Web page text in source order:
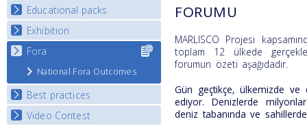
Objectives
Deliverables
Partners
Educational packs
E-learning course round I
E-learning course round II
E-learning course round III
E-learning course round IV
Exhibition
National Exhibitions
Exhibition Journey Map
Fora
National Fora Outcomes
Best practices
Best Practice Guide
Video Contest
Select content
for your
FORUMU
MARLISCO Projesi
toplam 12 ülkede
forumun özeti aşağıdadır.
Gün geçtikçe, ülkemizde ve
ediyor. Denizlerde
deniz tabanında ve